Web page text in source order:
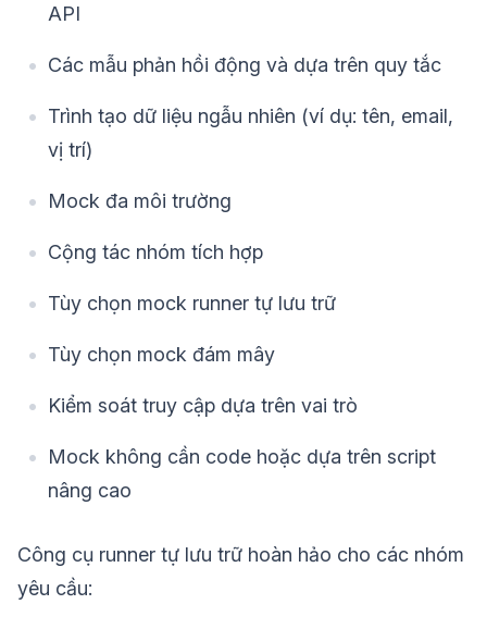
API
Các mẫu phản hồi động và dựa trên quy tắc
Trình tạo dữ liệu ngẫu nhiên (ví dụ: tên, email,
vị trí)
Mock đa môi trường
Cộng tác nhóm tích hợp
Tùy chọn mock runner tự lưu trữ
Tùy chọn mock đám mây
Kiểm soát truy cập dựa trên vai trò
Mock không cần code hoặc dựa trên script
nâng cao
Công cụ runner tự lưu trữ hoàn hảo cho các nhóm
yêu cầu: